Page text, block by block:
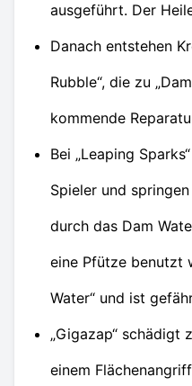
ausgeführt. Der
Danach entstehen
Rubble“, die zu
kommende
Bei „Leaping
Spieler und
durch das Dam
eine Pfütze benutzt
Water“ und ist
„Gigazap“ schädigt
einem